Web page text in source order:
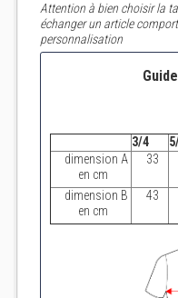
Attention à bien choisir la
échanger un article
personnalisation
3/4
dimension A
en cm
33
dimension B
en cm
43